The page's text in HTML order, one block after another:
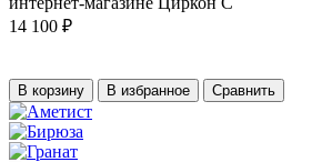
14 100 ₽
В корзину В избранное Сравнить